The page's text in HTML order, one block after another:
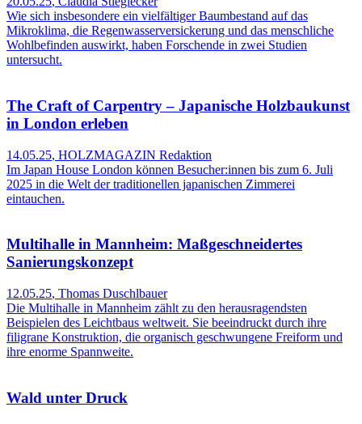
Wie sich insbesondere ein vielfältiger Baumbestand auf das
Mikroklima, die Regenwasserversickerung und das menschliche
Wohlbefinden auswirkt, haben Forschende in zwei Studien
untersucht.
The Craft of Carpentry – Japanische Holzbaukunst
in London erleben
14.05.25, HOLZMAGAZIN Redaktion
Im Japan House London können Besucher:innen bis zum 6. Juli
2025 in die Welt der traditionellen japanischen Zimmerei
eintauchen.
Multihalle in Mannheim: Maßgeschneidertes
Sanierungskonzept
12.05.25, Thomas Duschlbauer
Die Multihalle in Mannheim zählt zu den herausragendsten
Beispielen des Leichtbaus weltweit. Sie beeindruckt durch ihre
filigrane Konstruktion, die organisch geschwungene Freiform und
ihre enorme Spannweite.
Wald unter Druck